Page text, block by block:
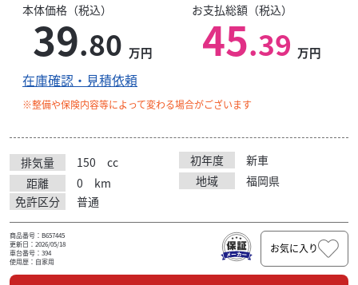
本体価格（税込）
39.80 万円
お支払総額（税込）
45.39 万円
在庫確認・見積依頼
※整備や保険内容等によって変わる場合がございます
排気量 150 cc 初年度
新車
距離
0 km 地域
福岡県
免許区分
普通
商品番号：B657445
更新日：2026/05/18
車台番号：394
使用歴：自家用
お気に入り